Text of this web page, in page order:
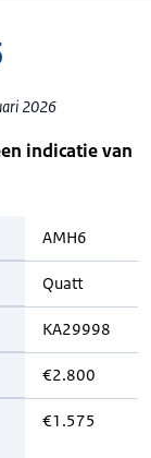
2026
indicatie van
AMH6
Quatt
KA29998
€2.800
€1.575